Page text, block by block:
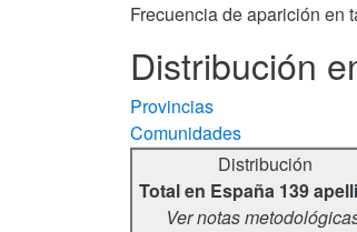
Frecuencia de aparición en
Distribución
Provincias
Comunidades
Distribución
Total en España 139
Ver notas